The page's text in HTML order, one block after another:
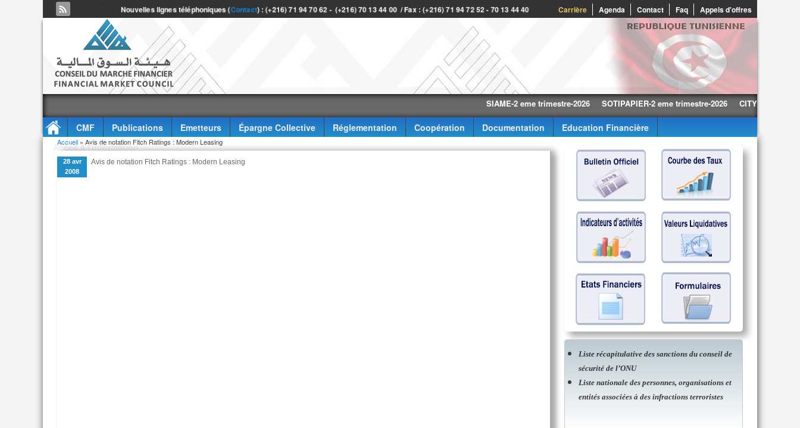
Carrière Agenda Contact Faq Appels d'offres
Nouvelles lignes téléphoniques (Contact) : (+216) 71 94 70 62 - (+216) 70 13 44 00 / Fax : (+216) 71 94 72 52 - 70 13 44 40
SIAME-2 eme trimestre-2026 SOTIPAPIER-2 eme trimestre-2026 CITY CARS-2 eme
CMF Publications Emetteurs Épargne Collective Réglementation Coopération Documentation
Education Financière
Accès à l'information
Vous êtes ici
Accueil » Avis de notation Fitch Ratings : Modern Leasing
28 avr
2008
Avis de notation Fitch Ratings : Modern Leasing
Liste récapitulative des sanctions du conseil de
sécurité de l’ONU
Liste nationale des personnes, organisations et
entités associées à des infractions terroristes